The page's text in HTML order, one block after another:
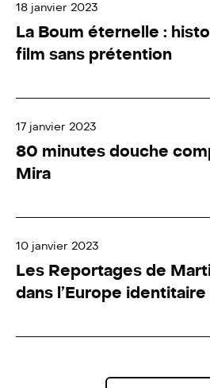
18 janvier 2023
La Boum éternelle :
film sans prétention
17 janvier 2023
80 minutes douche
Mira
10 janvier 2023
Les Reportages de
dans l’Europe identitaire